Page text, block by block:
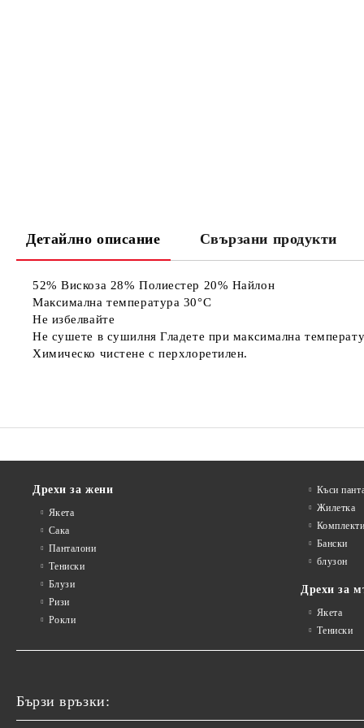
Детайлно описание Свързани продукти
52% Вискоза 28% Полиестер 20% Найлон
Максимална температура 30°C
Не избелвайте
Не сушете в сушилня Гладете при максимална
Химическо чистене с перхлоретилен.
Дрехи за жени
Якета
Сакa
Панталони
Тениски
Блузи
Ризи
Рокли
Къси
Жилетка
Комплекти
Бански
блузон
Дрехи за
Якета
Тениски
Бързи връзки: